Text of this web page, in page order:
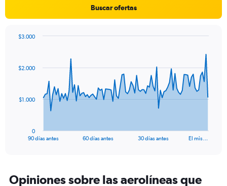
values.
1800.
Buscar ofertas
data
The
Range:
90 días antes 60 días antes 30 días antes El mis…
0
$1.000
$2.000
$3.000
Opiniones sobre las aerolíneas que